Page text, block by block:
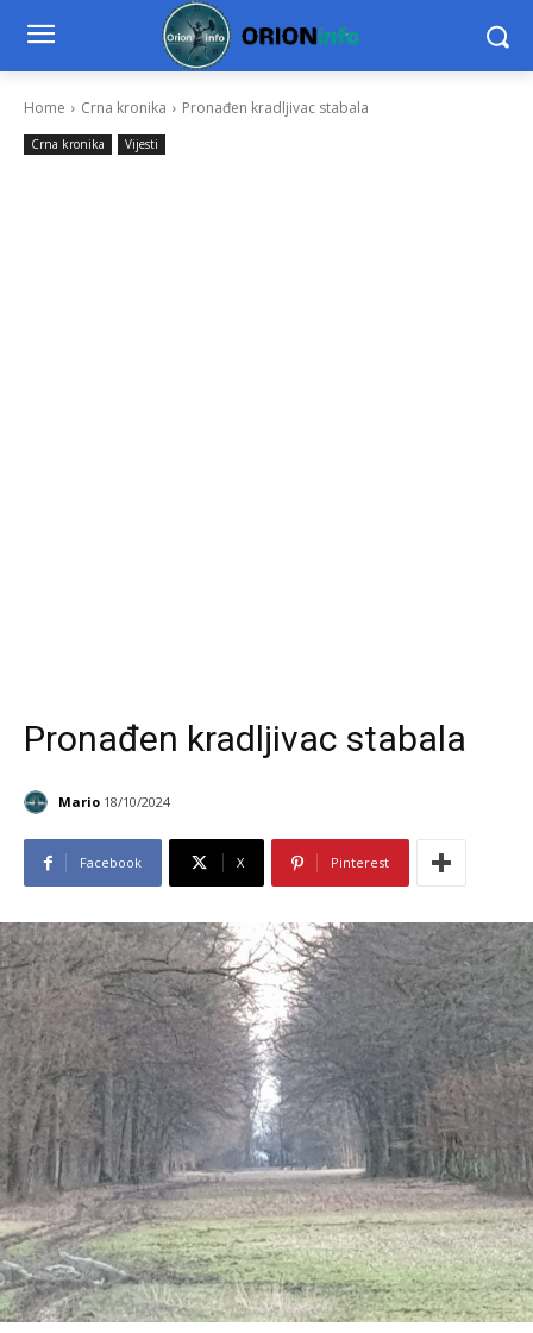
Home Crna kronika Pronađen kradljivac stabala
Crna kronika Vijesti
Pronađen kradljivac stabala
Mario 18/10/2024
Facebook X Pinterest